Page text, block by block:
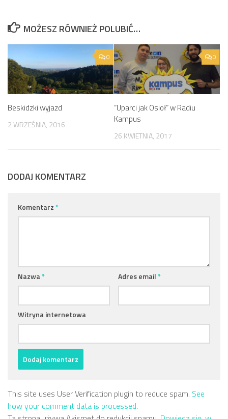
MOŻESZ RÓWNIEŻ POLUBIĆ…
0
Beskidzki wyjazd
2 WRZEŚNIA, 2016
0
“Uparci jak Osioł” w Radiu
Kampus
26 KWIETNIA, 2017
DODAJ KOMENTARZ
Komentarz*
Nazwa* Adres email*
Witryna internetowa
This site uses User Verification plugin to reduce spam. See
how your comment data is processed.